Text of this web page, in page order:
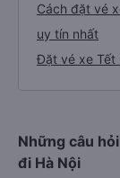
Cách đặt vé
uy tín nhất
Đặt vé xe Tết
Những câu
đi Hà Nội